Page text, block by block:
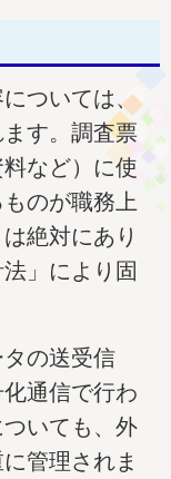
ついては、
す。調査票
など）に使
のが職務上
絶対にあり
」により固
の送受信
通信で行わ
いても、外
管理されま